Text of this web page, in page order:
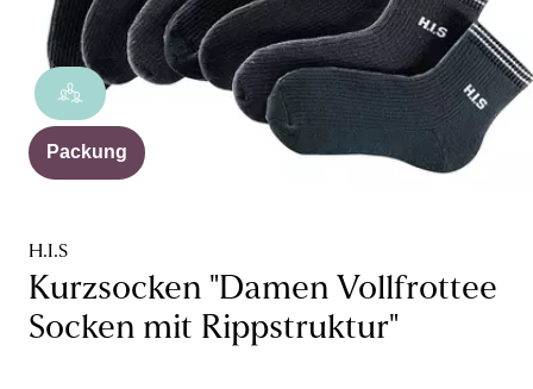
Packung
H.I.S
Kurzsocken "Damen Vollfrottee
Socken mit Rippstruktur"